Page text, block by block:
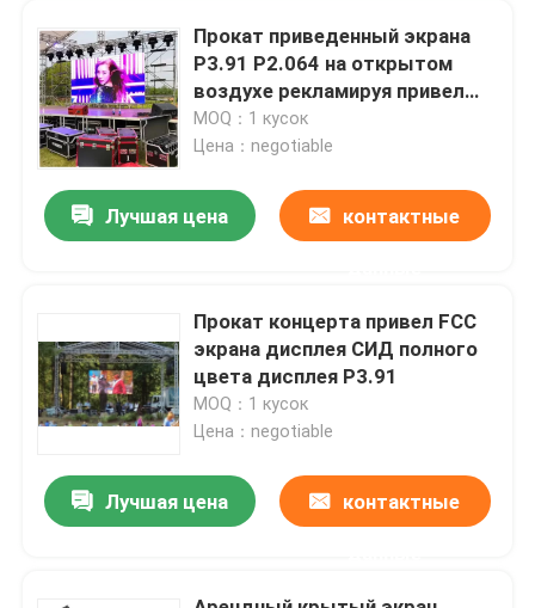
Видео
О нас
Тур по фабрике
Свяжитесь с нами
Случаи
Арендный дисплей приведенный
Прокат приведенный экрана
P3.91 P2.064 на открытом
воздухе рекламируя привел
экран 1RGB полного цвета
MOQ：1 кусок
Цена：negotiable
Лучшая цена контактные
Прокат концерта привел FCC
экрана дисплея СИД полного
цвета дисплея P3.91
MOQ：1 кусок
Цена：negotiable
Лучшая цена контактные